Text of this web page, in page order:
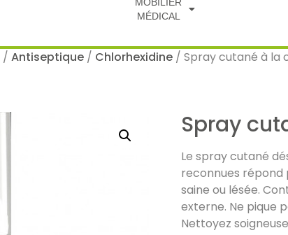
MÉDICAL
/ Antiseptique / Chlorhexidine / Spray cutané à la
Spray
Le spray cutané
reconnues répond
saine ou lésée.
externe. Ne pique
Nettoyez